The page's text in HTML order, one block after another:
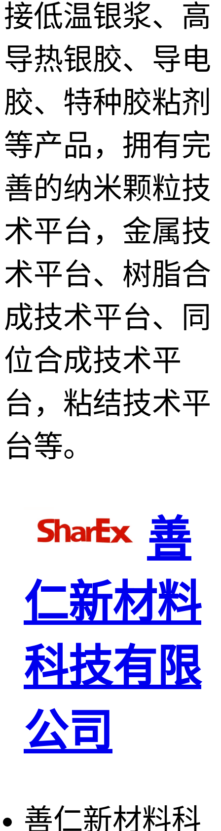
接低温银浆、高
导热银胶、导电
胶、特种胶粘剂
等产品，拥有完
善的纳米颗粒技
术平台，金属技
术平台、树脂合
成技术平台、同
位合成技术平
台，粘结技术平
台等。
善
仁新材料
科技有限
公司
善仁新材料科